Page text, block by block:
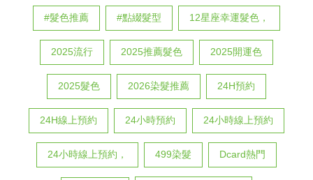
#髮色推薦 #點綴髮型 12星座幸運髮色，
2025流行 2025推薦髮色 2025開運色
2025髮色 2026染髮推薦 24H預約
24H線上預約 24小時預約 24小時線上預約
24小時線上預約， 499染髮 Dcard熱門